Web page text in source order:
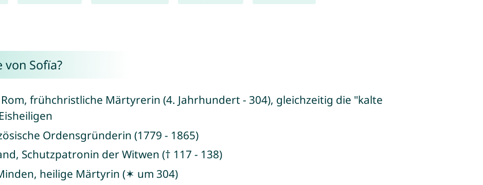
Sofïa?
frühchristliche Märtyrerin (4. Jahrhundert - 304), gleichzeitig die "kalte
Ordensgründerin (1779 - 1865)
Schutzpatronin der Witwen († 117 - 138)
heilige Märtyrin (✶ um 304)